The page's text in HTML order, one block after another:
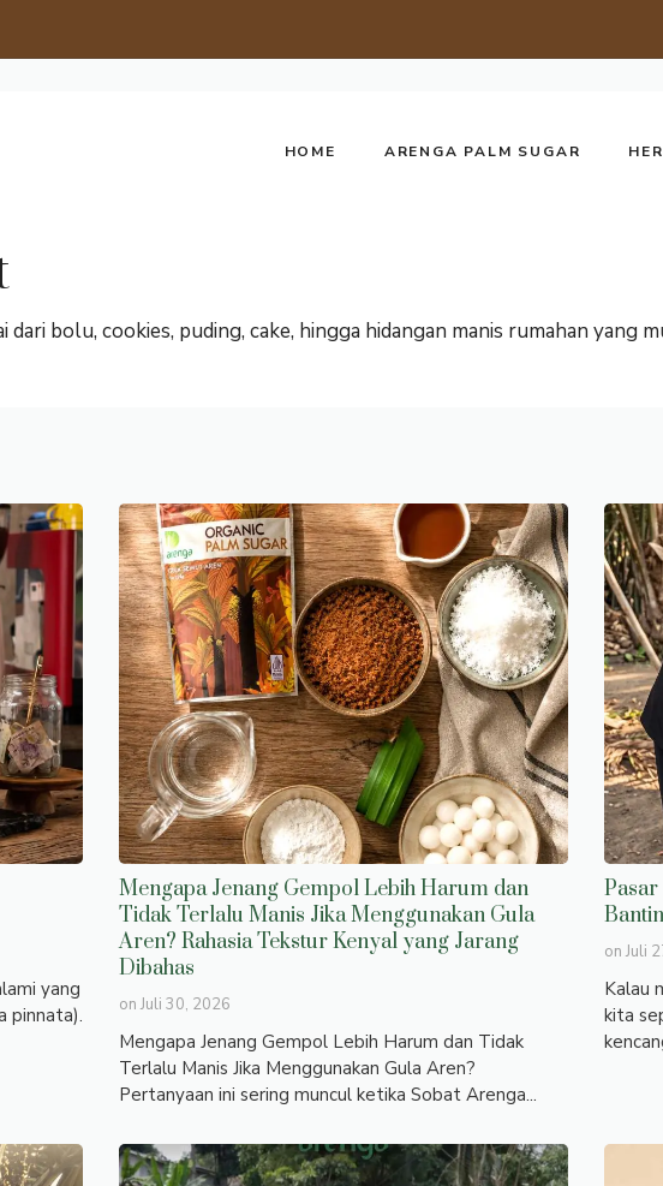
HOME ARENGA PALM SUGAR
bolu, cookies, puding, cake, hingga hidangan manis rumahan yang
yang
pinnata).
Mengapa Jenang Gempol Lebih Harum dan
Tidak Terlalu Manis Jika Menggunakan Gula
Aren? Rahasia Tekstur Kenyal yang Jarang
Dibahas
onJuli 30, 2026
Mengapa Jenang Gempol Lebih Harum dan Tidak
Terlalu Manis Jika Menggunakan Gula Aren?
Pertanyaan ini sering muncul ketika Sobat Arenga...
on Juli
Kalau
kita